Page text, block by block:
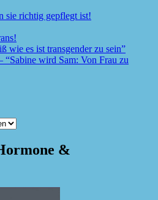
sie richtig gepflegt ist!
wie es ist transgender zu sein”
wird Sam: Von Frau zu
&